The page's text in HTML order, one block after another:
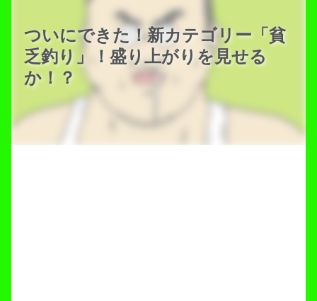
ついにできた！新カテゴリー「貧
乏釣り」！盛り上がりを見せる
か！？